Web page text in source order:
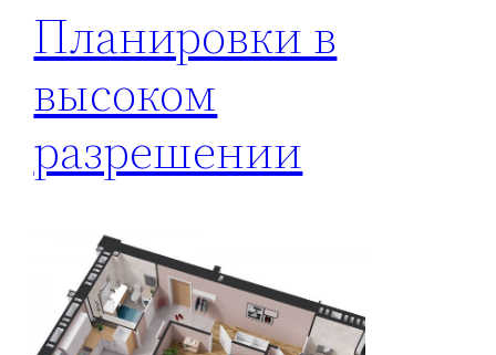
Планировки в
высоком
разрешении